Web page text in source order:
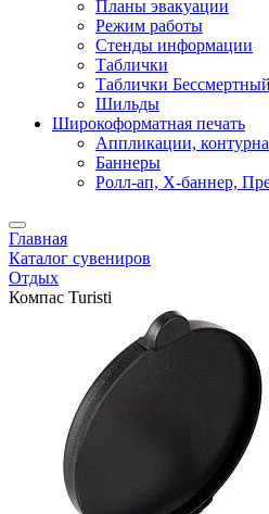
Планы эвакуации
Режим работы
Стенды информации
Таблички
Таблички
Шильды
Широкоформатная печать
Аппликации,
Баннеры
Ролл-ап, X-баннер,
Главная
Каталог сувениров
Отдых
Компас Turisti